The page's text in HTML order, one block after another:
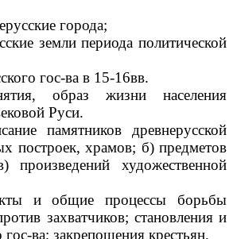
города;
земли периода политической
гос-ва в 15-16вв.
образ жизни населения
Руси.
памятников древнерусской
построек, храмов; б) предметов
художественной
и общие процессы борьбы
захватчиков; становления и
гос-ва; закрепощения крестьян.